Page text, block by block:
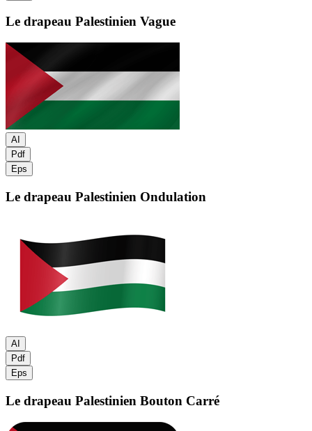
Le drapeau Palestinien Vague
AI
Pdf
Eps
Le drapeau Palestinien Ondulation
AI
Pdf
Eps
Le drapeau Palestinien Bouton Carré